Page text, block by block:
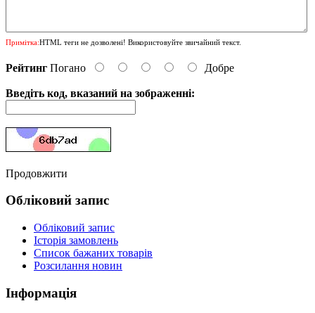
Примітка:HTML теги не дозволені! Використовуйте звичайний текст.
Рейтинг Погано Добре
Введіть код, вказаний на зображенні:
Продовжити
Обліковий запис
Обліковий запис
Історія замовлень
Список бажаних товарів
Розсилання новин
Інформація